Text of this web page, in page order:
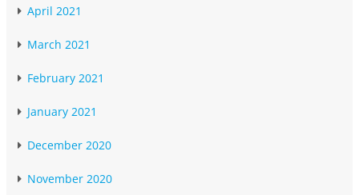
April 2021
March 2021
February 2021
January 2021
December 2020
November 2020